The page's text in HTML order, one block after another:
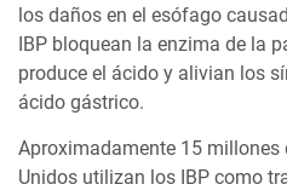
los daños en el esófago
IBP bloquean la enzima de la
produce el ácido y alivian los
ácido gástrico.
Aproximadamente 15 millones
Unidos utilizan los IBP como